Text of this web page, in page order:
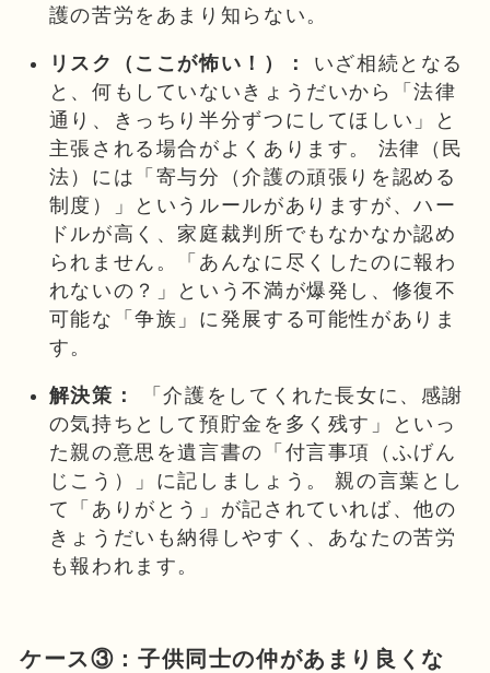
護の苦労をあまり知らない。
リスク（ここが怖い！）：
いざ相続となる
と、何もしていないきょうだいから「法律
通り、きっちり半分ずつにしてほしい」と
主張される場合がよくあります。 法律（民
法）には「寄与分（介護の頑張りを認める
制度）」というルールがありますが、ハー
ドルが高く、家庭裁判所でもなかなか認め
られません。「あんなに尽くしたのに報わ
れないの？」という不満が爆発し、修復不
可能な「争族」に発展する可能性がありま
す。
解決策：
「介護をしてくれた長女に、感謝
の気持ちとして預貯金を多く残す」といっ
た親の意思を遺言書の「付言事項（ふげん
じこう）」に記しましょう。 親の言葉とし
て「ありがとう」が記されていれば、他の
きょうだいも納得しやすく、あなたの苦労
も報われます。
ケース③：子供同士の仲があまり良くな